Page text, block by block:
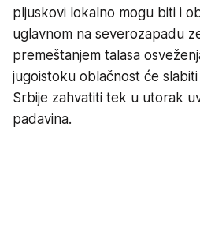
pljuskovi lokalno mogu biti i
uglavnom na severozapadu
premeštanjem talasa
jugoistoku oblačnost će
Srbije zahvatiti tek u utorak
padavina.